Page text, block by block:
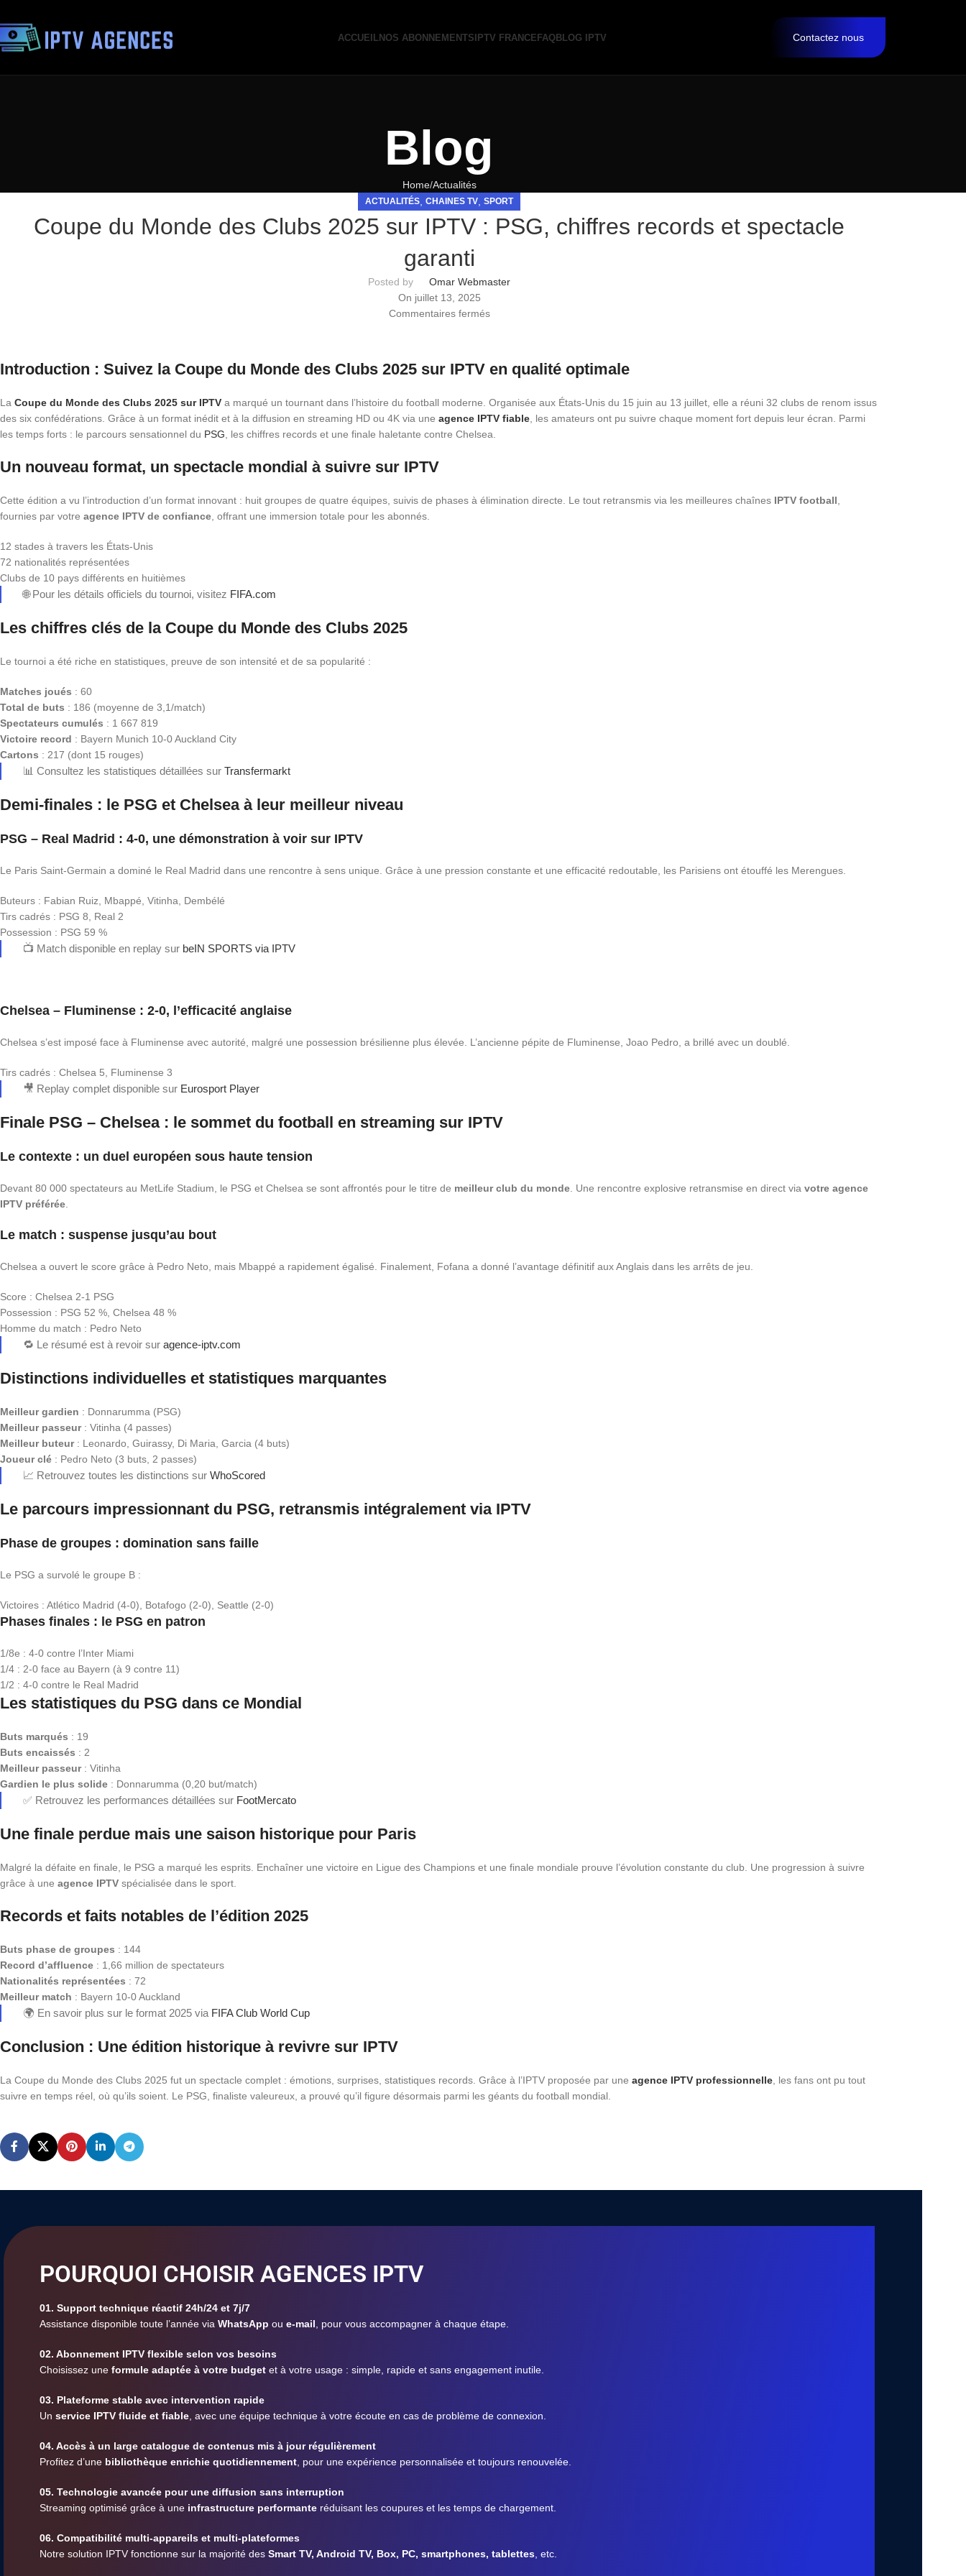
ACCUEIL NOS ABONNEMENTSIPTV FRANCEFAQBLOG IPTV Contactez nous
Blog
Home Actualités
ACTUALITÉS CHAINES TV SPORT
Coupe du Monde des Clubs 2025 sur IPTV : PSG, chiffres records et spectacle
garanti
Posted by
Omar Webmaster
On juillet 13, 2025
Commentaires fermés
Introduction : Suivez la Coupe du Monde des Clubs 2025 sur IPTV en qualité optimale
La Coupe du Monde des Clubs 2025 sur IPTV a marqué un tournant dans l’histoire du football moderne. Organisée aux États-Unis du 15 juin au 13 juillet, elle a réuni 32 clubs de renom issus
des six confédérations. Grâce à un format inédit et à la diffusion en streaming HD ou 4K via une agence IPTV fiable , les amateurs ont pu suivre chaque moment fort depuis leur écran. Parmi
les temps forts : le parcours sensationnel du PSG , les chiffres records et une finale haletante contre Chelsea.
Un nouveau format, un spectacle mondial à suivre sur IPTV
Cette édition a vu l’introduction d’un format innovant : huit groupes de quatre équipes, suivis de phases à élimination directe. Le tout retransmis via les meilleures chaînes IPTV football
fournies par votre agence IPTV de confiance , offrant une immersion totale pour les abonnés.
12 stades à travers les États-Unis
72 nationalités représentées
Clubs de 10 pays différents en huitièmes
🌐 Pour les détails officiels du tournoi, visitez FIFA.com
Les chiffres clés de la Coupe du Monde des Clubs 2025
Le tournoi a été riche en statistiques, preuve de son intensité et de sa popularité :
Matches joués : 60
Total de buts : 186 (moyenne de 3,1/match)
Spectateurs cumulés : 1 667 819
Victoire record : Bayern Munich 10-0 Auckland City
Cartons : 217 (dont 15 rouges)
📊 Consultez les statistiques détaillées sur Transfermarkt
Demi-finales : le PSG et Chelsea à leur meilleur niveau
PSG – Real Madrid : 4-0, une démonstration à voir sur IPTV
Le Paris Saint-Germain a dominé le Real Madrid dans une rencontre à sens unique. Grâce à une pression constante et une efficacité redoutable, les Parisiens ont étouffé les Merengues.
Buteurs : Fabian Ruiz, Mbappé, Vitinha, Dembélé
Tirs cadrés : PSG 8, Real 2
Possession : PSG 59 %
📺 Match disponible en replay sur beIN SPORTS via IPTV
Chelsea – Fluminense : 2-0, l’efficacité anglaise
Chelsea s’est imposé face à Fluminense avec autorité, malgré une possession brésilienne plus élevée. L’ancienne pépite de Fluminense, Joao Pedro, a brillé avec un doublé.
Tirs cadrés : Chelsea 5, Fluminense 3
🎥 Replay complet disponible sur Eurosport Player
Finale PSG – Chelsea : le sommet du football en streaming sur IPTV
Le contexte : un duel européen sous haute tension
Devant 80 000 spectateurs au MetLife Stadium, le PSG et Chelsea se sont affrontés pour le titre de meilleur club du monde . Une rencontre explosive retransmise en direct via votre agence
IPTV préférée
Le match : suspense jusqu’au bout
Chelsea a ouvert le score grâce à Pedro Neto, mais Mbappé a rapidement égalisé. Finalement, Fofana a donné l’avantage définitif aux Anglais dans les arrêts de jeu.
Score : Chelsea 2-1 PSG
Possession : PSG 52 %, Chelsea 48 %
Homme du match : Pedro Neto
🔁 Le résumé est à revoir sur agence-iptv.com
Distinctions individuelles et statistiques marquantes
Meilleur gardien : Donnarumma (PSG)
Meilleur passeur: Vitinha (4 passes)
Meilleur buteur: Leonardo, Guirassy, Di Maria, Garcia (4 buts)
Joueur clé : Pedro Neto (3 buts, 2 passes)
📈 Retrouvez toutes les distinctions sur WhoScored
Le parcours impressionnant du PSG, retransmis intégralement via IPTV
Phase de groupes : domination sans faille
Le PSG a survolé le groupe B :
Victoires : Atlético Madrid (4-0), Botafogo (2-0), Seattle (2-0)
Phases finales : le PSG en patron
1/8e : 4-0 contre l’Inter Miami
1/4 : 2-0 face au Bayern (à 9 contre 11)
1/2 : 4-0 contre le Real Madrid
Les statistiques du PSG dans ce Mondial
Buts marqués : 19
Buts encaissés : 2
Meilleur passeur: Vitinha
Gardien le plus solide : Donnarumma (0,20 but/match)
✅ Retrouvez les performances détaillées sur FootMercato
Une finale perdue mais une saison historique pour Paris
Malgré la défaite en finale, le PSG a marqué les esprits. Enchaîner une victoire en Ligue des Champions et une finale mondiale prouve l’évolution constante du club. Une progression à suivre
grâce à une agence IPTV spécialisée dans le sport.
Records et faits notables de l’édition 2025
Buts phase de groupes : 144
Record d’affluence : 1,66 million de spectateurs
Nationalités représentées : 72
Meilleur match : Bayern 10-0 Auckland
🌍 En savoir plus sur le format 2025 via FIFA Club World Cup
Conclusion : Une édition historique à revivre sur IPTV
La Coupe du Monde des Clubs 2025 fut un spectacle complet : émotions, surprises, statistiques records. Grâce à l’IPTV proposée par une agence IPTV professionnelle , les fans ont pu tout
suivre en temps réel, où qu’ils soient. Le PSG, finaliste valeureux, a prouvé qu’il figure désormais parmi les géants du football mondial.
POURQUOI CHOISIR AGENCES IPTV
01. Support technique réactif 24h/24 et 7j/7
Assistance disponible toute l’année via WhatsApp ou e-mail , pour vous accompagner à chaque étape.
02. Abonnement IPTV flexible selon vos besoins
Choisissez une formule adaptée à votre budget et à votre usage : simple, rapide et sans engagement inutile.
03. Plateforme stable avec intervention rapide
Un service IPTV fluide et fiable , avec une équipe technique à votre écoute en cas de problème de connexion.
04. Accès à un large catalogue de contenus mis à jour régulièrement
Profitez d’une bibliothèque enrichie quotidiennement , pour une expérience personnalisée et toujours renouvelée.
05. Technologie avancée pour une diffusion sans interruption
Streaming optimisé grâce à une infrastructure performante réduisant les coupures et les temps de chargement.
06. Compatibilité multi-appareils et multi-plateformes
Notre solution IPTV fonctionne sur la majorité des Smart TV, Android TV, Box, PC, smartphones, tablettes , etc.